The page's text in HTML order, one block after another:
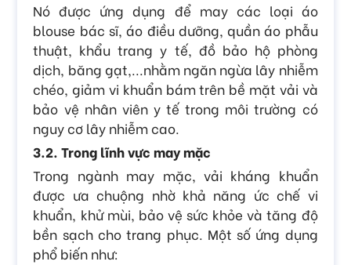
Nó được ứng dụng để may các loại áo
blouse bác sĩ, áo điều dưỡng, quần áo phẫu
thuật, khẩu trang y tế, đồ bảo hộ phòng
dịch, băng gạt,...nhằm ngăn ngừa lây nhiễm
chéo, giảm vi khuẩn bám trên bề mặt vải và
bảo vệ nhân viên y tế trong môi trường có
nguy cơ lây nhiễm cao.
3.2. Trong lĩnh vực may mặc
Trong ngành may mặc, vải kháng khuẩn
được ưa chuộng nhờ khả năng ức chế vi
khuẩn, khử mùi, bảo vệ sức khỏe và tăng độ
bền sạch cho trang phục. Một số ứng dụng
phổ biến như: